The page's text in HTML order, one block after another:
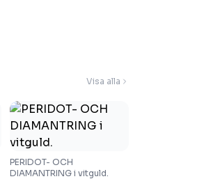
Visa alla
PERIDOT- OCH
DIAMANTRING i vitguld.